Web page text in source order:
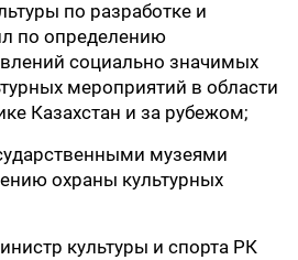
по разработке и
по определению
социально значимых
мероприятий в области
Казахстан и за рубежом;
музеями
охраны культурных
культуры и спорта РК